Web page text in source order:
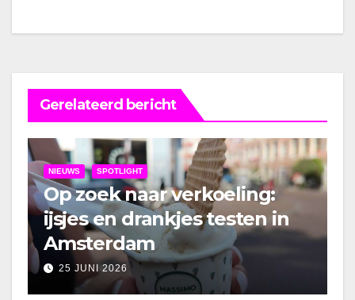
Gerelateerd bericht
NIEUWS SPOTLIGHT
Op zoek naar verkoeling:
ijsjes en drankjes testen in
Amsterdam
25 JUNI 2026